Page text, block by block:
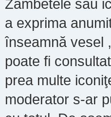
Zâmbetele sau
a exprima
înseamnă vesel
poate fi
prea multe
moderator s-ar